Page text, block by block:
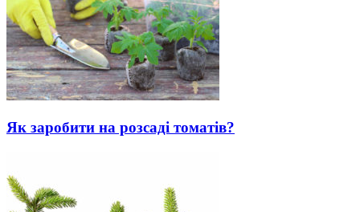
Як заробити на розсаді томатів?